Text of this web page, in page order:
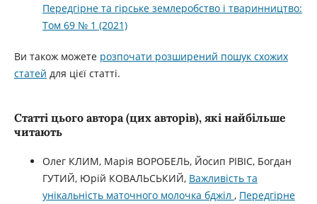
Передгірне та гірське землеробство і тваринництво:
Том 69 № 1 (2021)
Ви також можете розпочати розширений пошук схожих
статей для цієї статті.
Статті цього автора (цих авторів), які найбільше
читають
Олег КЛИМ, Марія ВОРОБЕЛЬ, Йосип РІВІС, Богдан
ГУТИЙ, Юрій КОВАЛЬСЬКИЙ, Важливість та
унікальність маточного молочка бджіл , Передгірне